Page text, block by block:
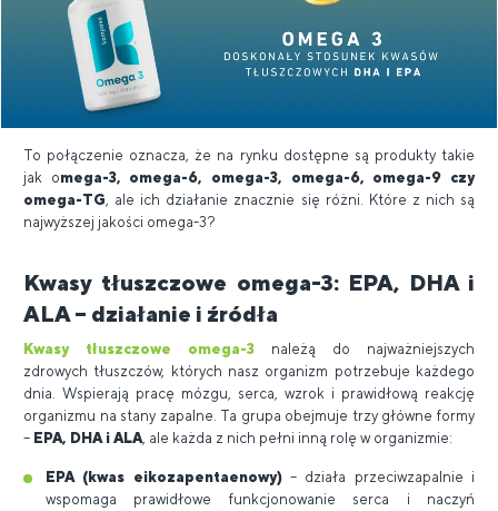
To połączenie oznacza, że ​​na rynku dostępne są produkty takie
jak omega-3, omega-6, omega-3, omega-6, omega-9 czy
omega-TG , ale ich działanie znacznie się różni. Które z nich są
najwyższej jakości omega-3?
Kwasy tłuszczowe omega-3: EPA, DHA i
ALA – działanie i źródła
Kwasy tłuszczowe omega-3 należą do najważniejszych
zdrowych tłuszczów, których nasz organizm potrzebuje każdego
dnia. Wspierają pracę mózgu, serca, wzrok i prawidłową reakcję
organizmu na stany zapalne. Ta grupa obejmuje trzy główne formy
– EPA, DHA i ALA , ale każda z nich pełni inną rolę w organizmie:
EPA (kwas eikozapentaenowy)– działa przeciwzapalnie i
wspomaga prawidłowe funkcjonowanie serca i naczyń